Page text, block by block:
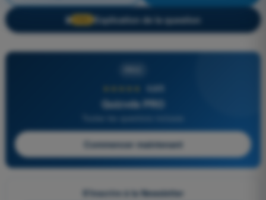
🔒 Explication de la question
4,6/5
Quizvds PRO
Commencer maintenant
S'inscrire à la Newsletter